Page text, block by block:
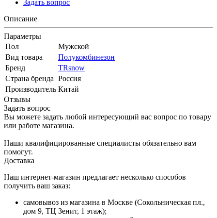
Задать вопрос
Описание
Параметры
Пол
Мужской
Вид товара
Полукомбинезон
Бренд
TRsnow
Страна бренда Россия
Производитель Китай
Отзывы
Задать вопрос
Вы можете задать любой интересующий вас вопрос по товару
или работе магазина.
Наши квалифицированные специалисты обязательно вам
помогут.
Доставка
Наш интернет-магазин предлагает несколько способов
получить ваш заказ:
самовывоз из магазина в Москве (Сокольническая пл.,
дом 9, ТЦ Зенит, 1 этаж);